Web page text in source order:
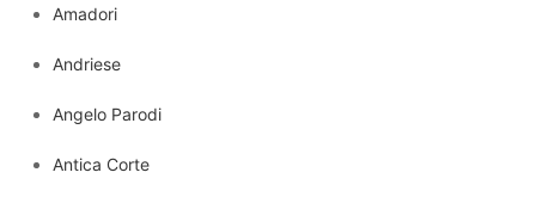
Amadori
Andriese
Angelo Parodi
Antica Corte